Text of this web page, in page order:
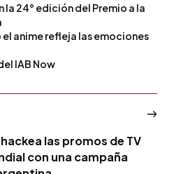
la 24° edición del Premio a la
anime refleja las emociones
IAB Now
las promos de TV
con una campaña